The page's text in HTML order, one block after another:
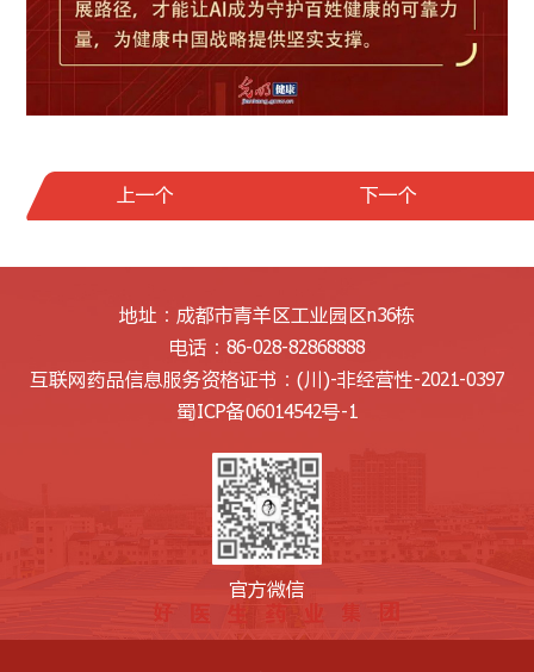
上一个 下一个
地址：成都市青羊区工业园区n36栋
电话：86-028-82868888
互联网药品信息服务资格证书： (川)-非经营性-2021-0397
蜀ICP备06014542号-1
官方微信